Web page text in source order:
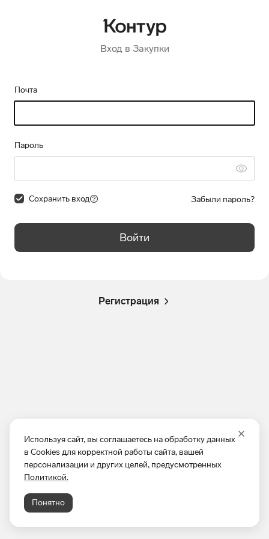
Используя сайт, вы соглашаетесь на обработку данных
в Cookies для корректной работы сайта, вашей
персонализации и других целей, предусмотренных
Политикой.
Понятно
Вход в Закупки
Почта
Пароль
Сохранить вход Забыли пароль?
Войти
Регистрация